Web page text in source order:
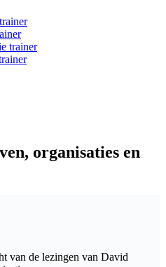
trainer
organisaties en
van de lezingen van David